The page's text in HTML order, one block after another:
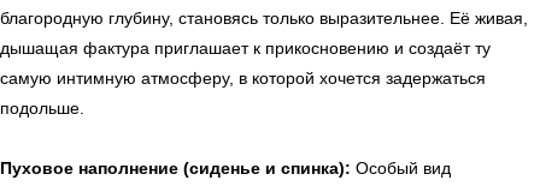
благородную глубину, становясь только выразительнее. Её живая,
дышащая фактура приглашает к прикосновению и создаёт ту
самую интимную атмосферу, в которой хочется задержаться
подольше.
Пуховое наполнение (сиденье и спинка): Особый вид